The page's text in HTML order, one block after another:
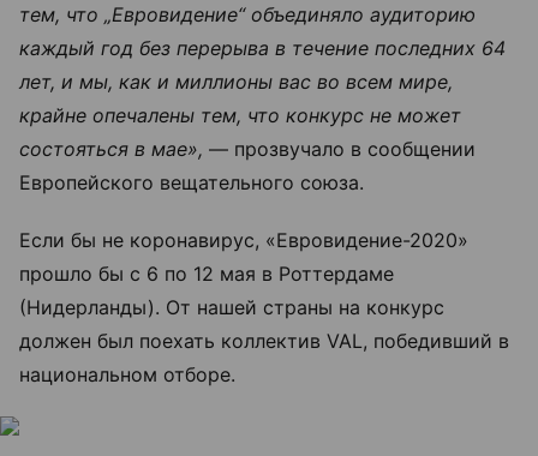
тем, что „Евровидение“ объединяло аудиторию
каждый год без перерыва в течение последних 64
лет, и мы, как и миллионы вас во всем мире,
крайне опечалены тем, что конкурс не может
состояться в мае», — прозвучало в сообщении
Европейского вещательного союза.
Если бы не коронавирус, «Евровидение-2020»
прошло бы с 6 по 12 мая в Роттердаме
(Нидерланды). От нашей страны на конкурс
должен был поехать коллектив VAL, победивший в
национальном отборе.